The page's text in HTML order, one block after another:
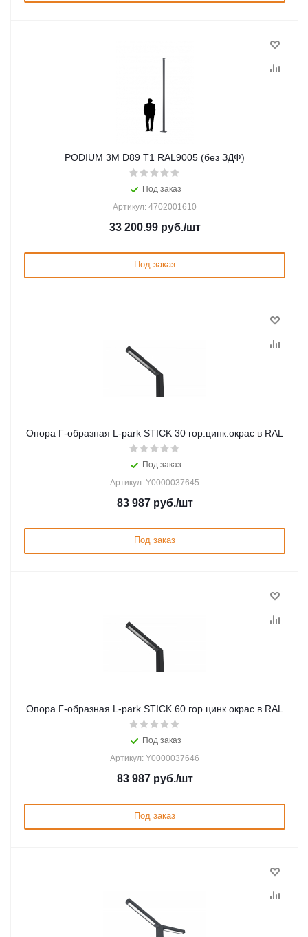
PODIUM 3M D89 T1 RAL9005 (без ЗДФ)
Под заказ
Артикул: 4702001610
33 200.99руб./шт
Под заказ
Опора Г-образная L-park STICK 30 гор.цинк.окрас в RAL
Под заказ
Артикул: Y0000037645
83 987руб./шт
Под заказ
Опора Г-образная L-park STICK 60 гор.цинк.окрас в RAL
Под заказ
Артикул: Y0000037646
83 987руб./шт
Под заказ